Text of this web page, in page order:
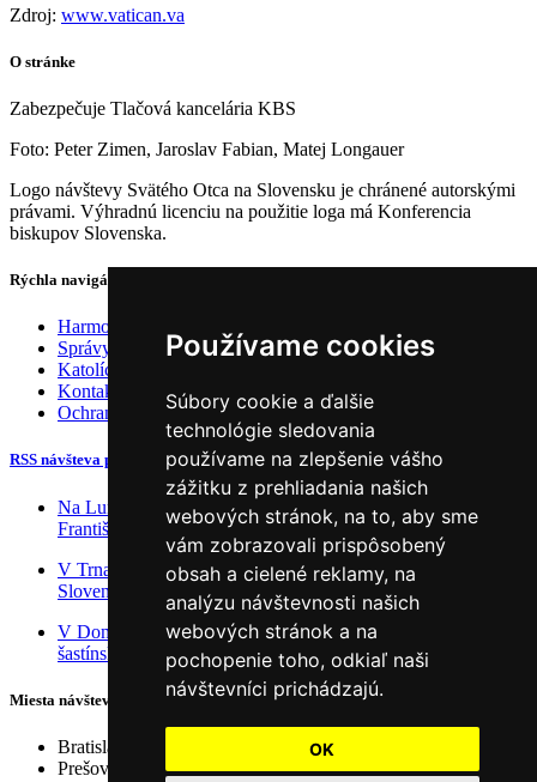
Používame cookies
Súbory cookie a ďalšie
technológie sledovania
používame na zlepšenie vášho
zážitku z prehliadania našich
webových stránok, na to, aby sme
vám zobrazovali prispôsobený
obsah a cielené reklamy, na
analýzu návštevnosti našich
webových stránok a na
pochopenie toho, odkiaľ naši
návštevníci prichádzajú.
OK
Zdroj: www.vatican.va
O stránke
Zabezpečuje Tlačová kancelária KBS
Foto: Peter Zimen, Jaroslav Fabian, Matej Longauer
Logo návštevy Svätého Otca na Slovensku je chránené autorskými
právami. Výhradnú licenciu na použitie loga má Konferencia
biskupov Slovenska.
Rýchla navigácia
Harmonogram
Správy
Katolícka cirkev na Slovensku
Kontakt
Ochrana osobných údajov
RSS návšteva pápeža
Na Luníku IX oslávili druhé výročie návštevy Svätého Otca
Františka
V Trnave bude výstava fotografií z návštevy Svätého Otca na
Slovensku
V Dome Quo Vadis je výstava Poľné presbytérium v
šastínskej krajine
Miesta návštevy
Bratislava
Prešov